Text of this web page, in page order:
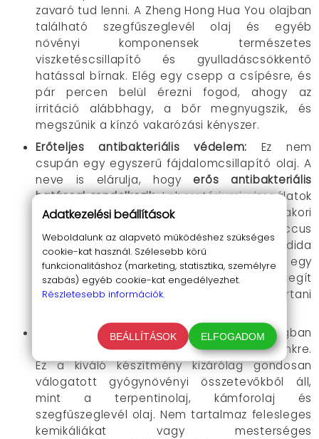
zavaró tud lenni. A Zheng Hong Hua You olajban
található szegfűszeglevél olaj és egyéb
növényi komponensek természetes
viszketéscsillapító és gyulladáscsökkentő
hatással bírnak. Elég egy csepp a csípésre, és
pár percen belül érezni fogod, ahogy az
irritáció alábbhagy, a bőr megnyugszik, és
megszűnik a kínzó vakarózási kényszer.
Erőteljes antibakteriális védelem: Ez nem
csupán egy egyszerű fájdalomcsillapító olaj. A
neve is elárulja, hogyerős antibakteriális
hatással rendelkezik. Laboratóriumi vizsgálatok
igazolják, hogy hatékonyan lép fel olyan gyakori
kórokozókkal szemben, mint a Staphylococcus
aureus, az Escherichia coli és a Candida
albicans. Ez különösen hasznos, ha egy
rovarcsípést már elvakartál, hiszen segít
megelőzni a felülfertőződést és tisztán tartani
Tisztán természetes forrásból:A mai világban
egyre fontosabb, hogy mit kenünk a bőrünkre.
Ez a kiváló készítmény kizárólag gondosan
válogatott gyógynövényi összetevőkből áll,
mint a terpentinolaj, kámforolaj és
szegfűszeglevél olaj. Nem tartalmaz felesleges
kemikáliákat vagy mesterséges
Adatkezelési beállítások
Weboldalunk az alapvető működéshez szükséges
cookie-kat használ. Szélesebb körű
funkcionalitáshoz (marketing, statisztika, személyre
szabás) egyéb cookie-kat engedélyezhet.
Részletesebb információk.
BEÁLLÍTÁSOK ELFOGADOM